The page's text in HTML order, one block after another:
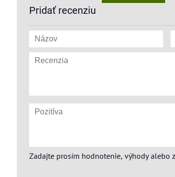
Pridať recenziu
Zadajte prosím hodnotenie, výhody alebo